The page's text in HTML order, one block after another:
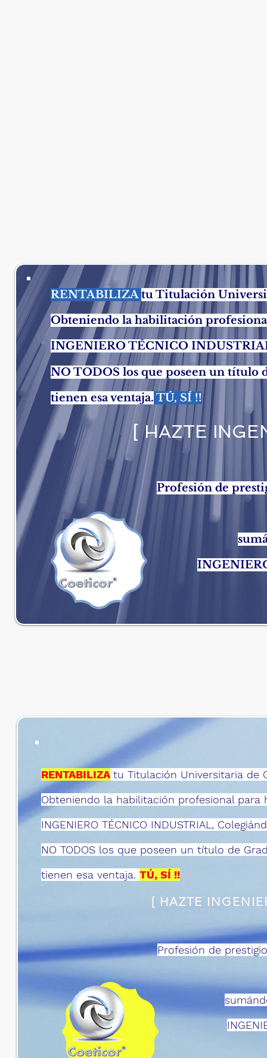
RENTABILIZA tu Titulación Universitaria de
Obteniendo la habilitación profesional para
INGENIERO TÉCNICO INDUSTRIAL,
NO TODOS los que poseen un título de
tienen esa ventaja. TÚ, SÍ !!
Profesión de
[ HAZTE
[ HAZTE
RENTABILIZAtu Titulación
Obteniendo la habilitación
INGENIERO TÉCNICO
NO TODOS los que poseen un título
tienen esa ventaja. TÚ, SÍ !!
Profesión de